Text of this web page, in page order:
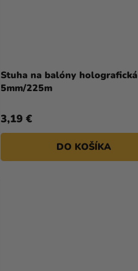
Stuha na balóny holografická
5mm/225m
3,19 €
DO KOŠÍKA